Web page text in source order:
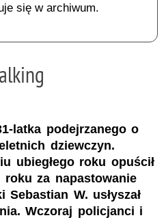
się w archiwum.
latka podejrzanego o
dziewczyn.
ubiegłego roku opuścił
roku za napastowanie
W. usłyszał
Wczoraj policjanci i